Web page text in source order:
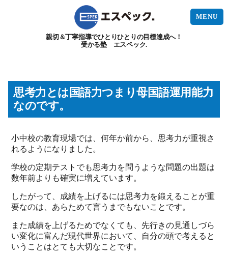
MENU
親切＆丁寧指導でひとりひとりの目標達成へ！
受かる塾 エスペック.
思考力とは国語力つまり母国語運用能力
なのです。
小中校の教育現場では、何年か前から、思考力が重視さ
れるようになりました。
学校の定期テストでも思考力を問うような問題の出題は
数年前よりも確実に増えています。
したがって、成績を上げるには思考力を鍛えることが重
要なのは、あらためて言うまでもないことです。
また成績を上げるためでなくても、先行きの見通しづら
い変化に富んだ現代世界において、自分の頭で考えると
いうことはとても大切なことです。